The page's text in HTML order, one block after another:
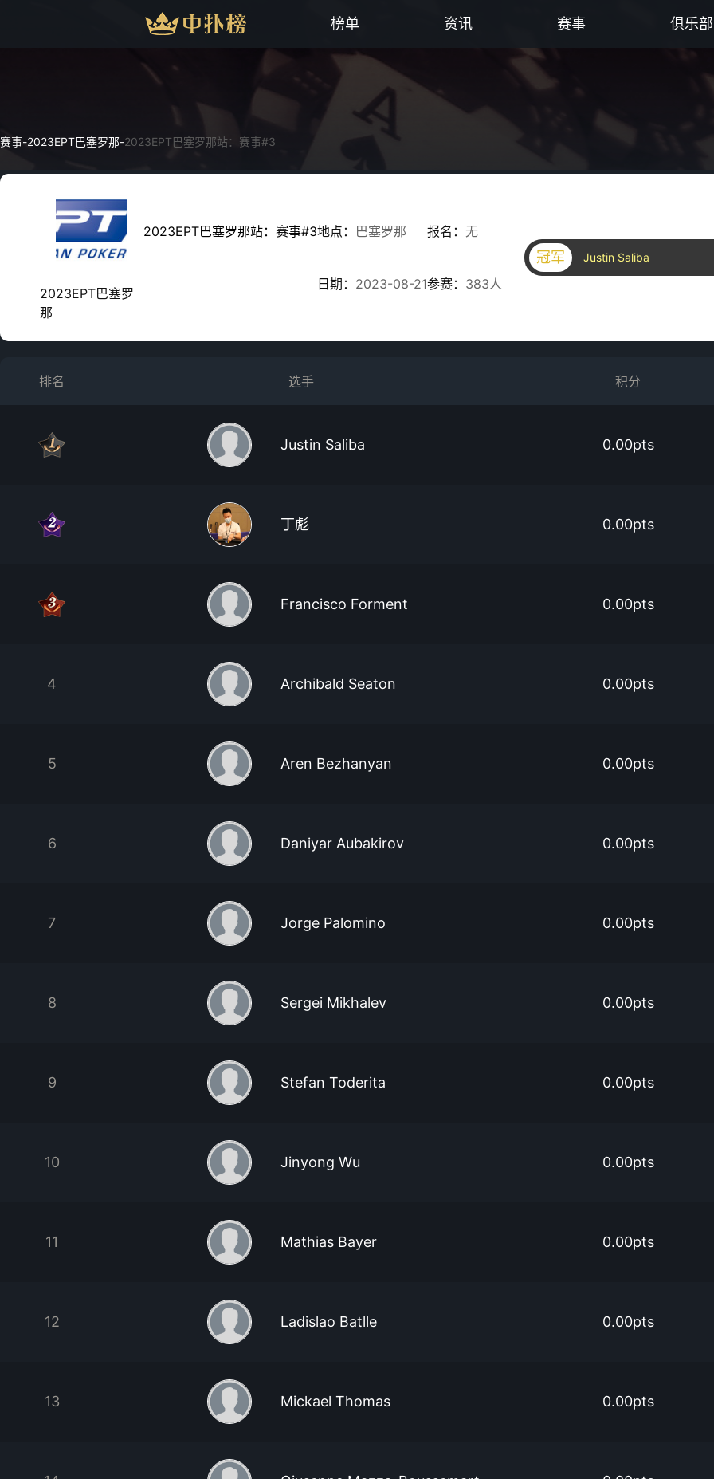
榜单 资讯 赛事 俱乐部
赛事-2023EPT巴塞罗那-2023EPT巴塞罗那站：赛事#3
2023EPT巴塞罗
那
2023EPT巴塞罗那站：赛事#3地点： 巴塞罗那
日期： 2023-08-21
报名： 无
参赛： 383人
冠军 Justin Saliba
排名 选手 积分
Justin Saliba 0.00pts
丁彪 0.00pts
Francisco Forment 0.00pts
4 Archibald Seaton 0.00pts
5 Aren Bezhanyan 0.00pts
6 Daniyar Aubakirov 0.00pts
7 Jorge Palomino 0.00pts
8 Sergei Mikhalev 0.00pts
9 Stefan Toderita 0.00pts
10 Jinyong Wu 0.00pts
11 Mathias Bayer 0.00pts
12 Ladislao Batlle 0.00pts
13 Mickael Thomas 0.00pts